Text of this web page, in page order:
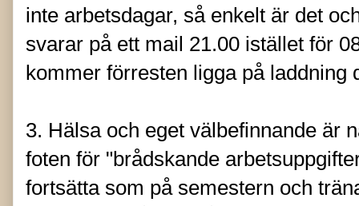
inte arbetsdagar, så enkelt är det
svarar på ett mail 21.00 istället för
kommer förresten ligga på laddning
3. Hälsa och eget välbefinnande är
foten för "brådskande
fortsätta som på semestern och